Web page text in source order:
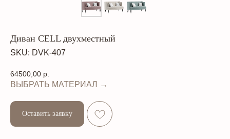
Диван CELL двухместный
SKU: DVK-407
64500,00 р.
ВЫБРАТЬ МАТЕРИАЛ →
Оставить заявку